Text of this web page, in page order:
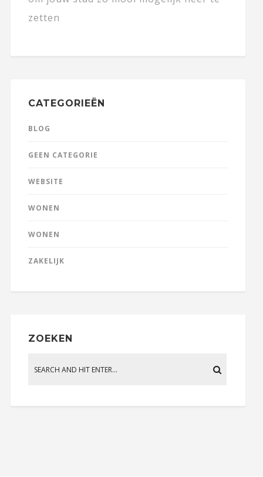
zetten
CATEGORIEËN
BLOG
GEEN CATEGORIE
WEBSITE
WONEN
WONEN
ZAKELIJK
ZOEKEN